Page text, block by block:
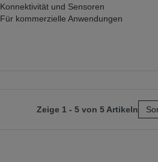
Konnektivität und Sensoren
Für kommerzielle Anwendungen
Zeige 1 - 5 von 5 Artikeln